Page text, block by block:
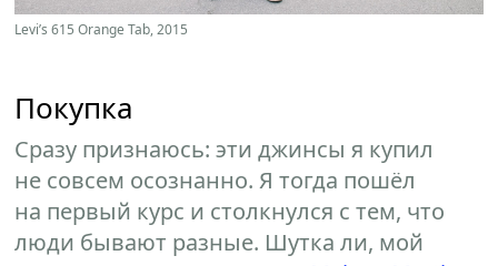
Levi’s 615 Orange Tab, 2015
Покупка
Сразу признаюсь: эти джинсы я купил
не совсем осознанно. Я тогда пошёл
на первый курс и столкнулся с тем, что
люди бывают разные. Шутка ли, мой